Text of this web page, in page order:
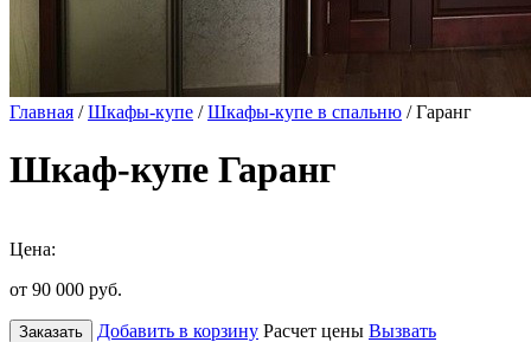
Главная /Шкафы-купе /Шкафы-купе в спальню / Гаранг
Шкаф-купе Гаранг
Цена:
от 90 000 руб.
Заказать Добавить в корзину Расчет цены Вызвать